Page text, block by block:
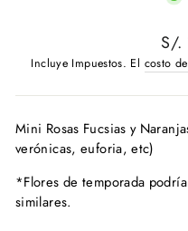
S/.
Incluye Impuestos. El costo
Mini Rosas Fucsias y
verónicas, euforia, etc)
*Flores de temporada
similares.